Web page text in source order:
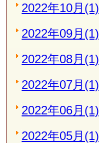
2022年10月(1)
2022年09月(1)
2022年08月(1)
2022年07月(1)
2022年06月(1)
2022年05月(1)